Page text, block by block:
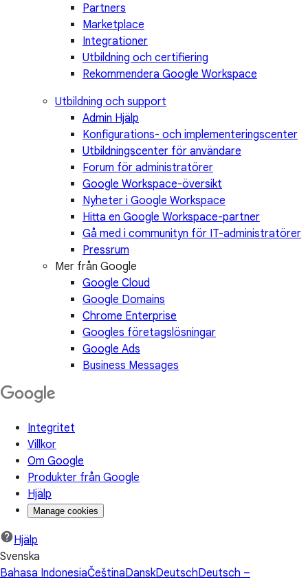
Partners
Marketplace
Integrationer
Utbildning och certifiering
Rekommendera Google Workspace
Utbildning och support
Admin Hjälp
Konfigurations- och implementeringscenter
Utbildningscenter för användare
Forum för administratörer
Google Workspace-översikt
Nyheter i Google Workspace
Hitta en Google Workspace-partner
Gå med i communityn för IT-administratörer
Pressrum
Mer från Google
Google Cloud
Google Domains
Chrome Enterprise
Googles företagslösningar
Google Ads
Business Messages
Integritet
Villkor
Om Google
Produkter från Google
Hjälp
Manage cookies
Hjälp
Svenska
Bahasa IndonesiaČeštinaDanskDeutschDeutsch –